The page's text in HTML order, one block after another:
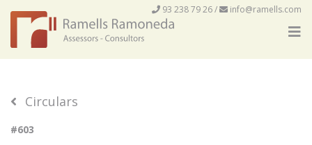
93 238 79 26/ info@ramells.com
Circulars
#603